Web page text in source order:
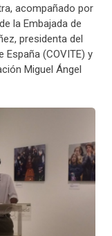
acompañado por
la Embajada de
presidenta del
(COVITE) y
Miguel Ángel